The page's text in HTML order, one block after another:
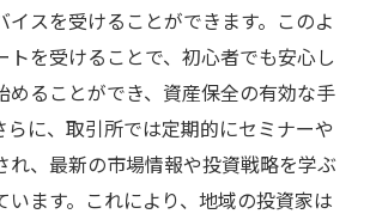
イスを受けることができます。このよ
トを受けることで、初心者でも安心し
めることができ、資産保全の有効な手
らに、取引所では定期的にセミナーや
れ、最新の市場情報や投資戦略を学ぶ
います。これにより、地域の投資家は